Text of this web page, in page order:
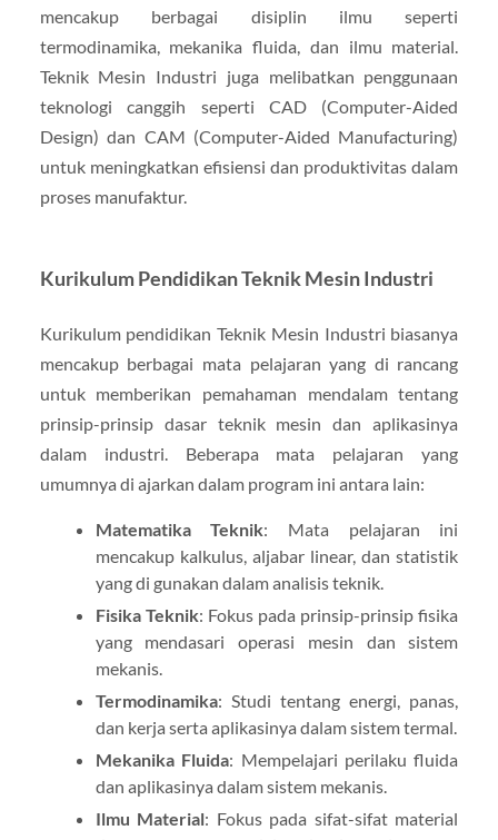
mencakup berbagai disiplin ilmu seperti
termodinamika, mekanika fluida, dan ilmu material.
Teknik Mesin Industri juga melibatkan penggunaan
teknologi canggih seperti CAD (Computer-Aided
Design) dan CAM (Computer-Aided Manufacturing)
untuk meningkatkan efisiensi dan produktivitas dalam
proses manufaktur.
Kurikulum Pendidikan Teknik Mesin Industri
Kurikulum pendidikan Teknik Mesin Industri biasanya
mencakup berbagai mata pelajaran yang di rancang
untuk memberikan pemahaman mendalam tentang
prinsip-prinsip dasar teknik mesin dan aplikasinya
dalam industri. Beberapa mata pelajaran yang
umumnya di ajarkan dalam program ini antara lain:
Matematika Teknik: Mata pelajaran ini
mencakup kalkulus, aljabar linear, dan statistik
yang di gunakan dalam analisis teknik.
Fisika Teknik: Fokus pada prinsip-prinsip fisika
yang mendasari operasi mesin dan sistem
mekanis.
Termodinamika: Studi tentang energi, panas,
dan kerja serta aplikasinya dalam sistem termal.
Mekanika Fluida: Mempelajari perilaku fluida
dan aplikasinya dalam sistem mekanis.
Ilmu Material: Fokus pada sifat-sifat material